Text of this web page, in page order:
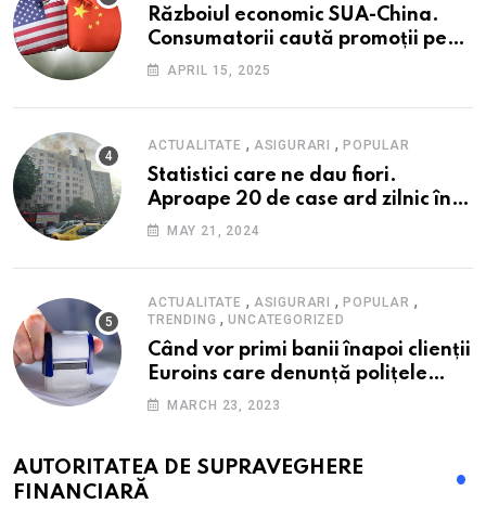
Războiul economic SUA-China.
Consumatorii caută promoții pe
fondul scumpirilor, mai ales la
APRIL 15, 2025
ACTUALITATE , ASIGURARI ,POPULAR
Statistici care ne dau fiori.
Aproape 20 de case ard zilnic în
România, iar pagubele au
nici 40 de lei pe lună
MAY 21, 2024
ACTUALITATE , ASIGURARI ,POPULAR ,
TRENDING ,UNCATEGORIZED
Când vor primi banii înapoi clienții
Euroins care denunță polițele
RCA? Toți pașii și toate termenele
MARCH 23, 2023
AUTORITATEA DE SUPRAVEGHERE
FINANCIARĂ